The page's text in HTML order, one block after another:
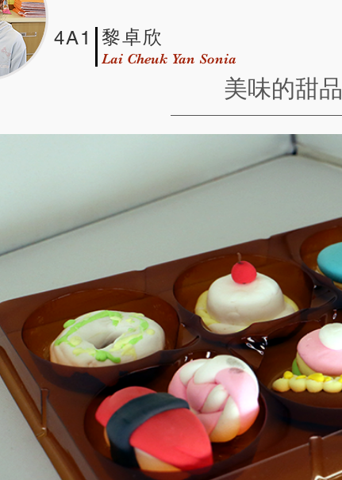
黎卓欣
4A1
Lai Cheuk Yan Sonia
美味的甜品